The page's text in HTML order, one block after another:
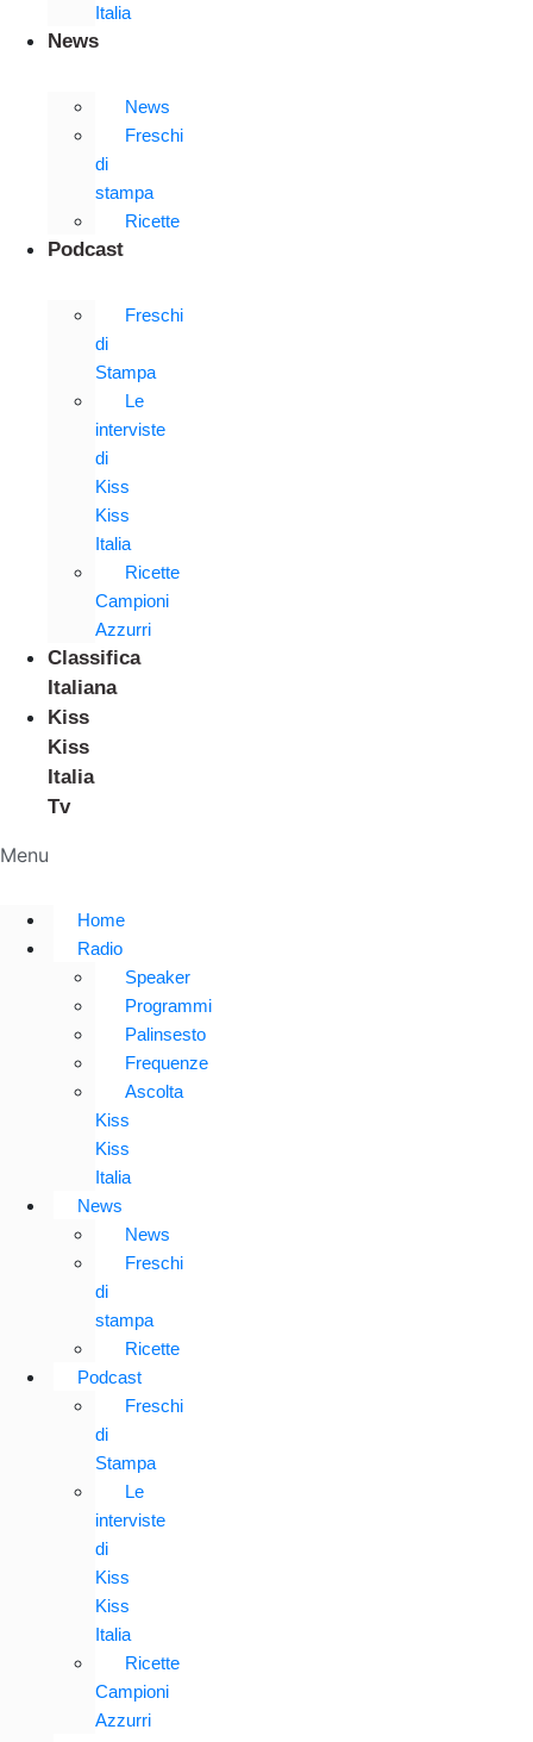
Italia
News
News
Freschi
di
stampa
Ricette
Podcast
Freschi
di
Stampa
Le
interviste
di
Kiss
Kiss
Italia
Ricette
Campioni
Azzurri
Classifica
Italiana
Kiss
Kiss
Italia
Tv
Menu
Home
Radio
Speaker
Programmi
Palinsesto
Frequenze
Ascolta
Kiss
Kiss
Italia
News
News
Freschi
di
stampa
Ricette
Podcast
Freschi
di
Stampa
Le
interviste
di
Kiss
Kiss
Italia
Ricette
Campioni
Azzurri